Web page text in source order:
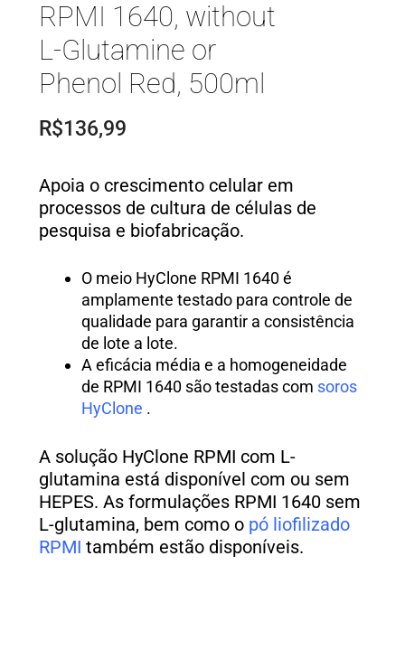
RPMI 1640, without
L-Glutamine or
Phenol Red, 500ml
R$136,99
Apoia o crescimento celular em
processos de cultura de células de
pesquisa e biofabricação.
O meio HyClone RPMI 1640 é
amplamente testado para controle de
qualidade para garantir a consistência
de lote a lote.
A eficácia média e a homogeneidade
de RPMI 1640 são testadas com soros
HyClone .
A solução HyClone RPMI com L-
glutamina está disponível com ou sem
HEPES. As formulações RPMI 1640 sem
L-glutamina, bem como o pó liofilizado
RPMI também estão disponíveis.